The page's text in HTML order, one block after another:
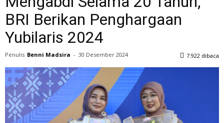
BRI Berikan Penghargaan
Yubilaris 2024
Penulis Benni Madsira - 30 Desember 2024 7.922 dibaca